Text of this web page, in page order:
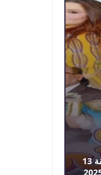
مسلسل ورث عمتي الحلقة 13